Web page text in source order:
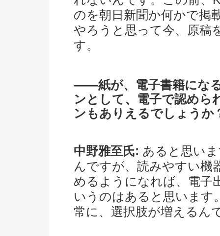
のを朝日新聞か何かで掲
やろうと思って今、原稿
す。
――紙が、電子書籍にな
ンとして、電子で認めら
ンもありえるでしょうか
中野雅至氏: あると思い
んですが、読みやすい機
めるようになれば、電子
いうのはあると思います
常に、選択肢が増えるん